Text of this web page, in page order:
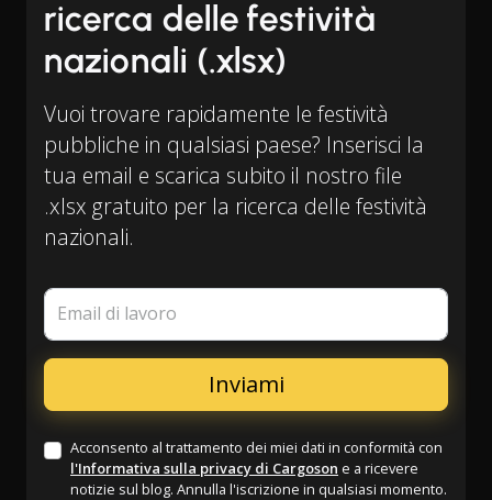
ricerca delle festività
nazionali (.xlsx)
Vuoi trovare rapidamente le festività
pubbliche in qualsiasi paese? Inserisci la
tua email e scarica subito il nostro file
.xlsx gratuito per la ricerca delle festività
nazionali.
Email di lavoro
Acconsento al trattamento dei miei dati in conformità con
l'Informativa sulla privacy di Cargoson e a ricevere
notizie sul blog. Annulla l'iscrizione in qualsiasi momento.